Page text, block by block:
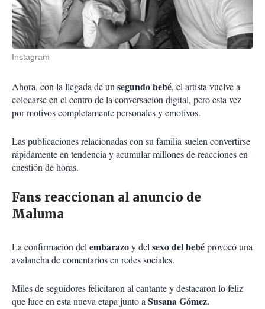
Instagram
Ahora, con la llegada de unsegundo bebé, el artista vuelve a
colocarse en el centro de la conversación digital, pero esta vez
por motivos completamente personales y emotivos.
Las publicaciones relacionadas con su familia suelen convertirse
rápidamente en tendencia y acumular millones de reacciones en
cuestión de horas.
Fans reaccionan al anuncio de
Maluma
La confirmación delembarazoy delsexo del bebéprovocó una
avalancha de comentarios en redes sociales.
Miles de seguidores felicitaron al cantante y destacaron lo feliz
que luce en esta nueva etapa junto aSusana Gómez.